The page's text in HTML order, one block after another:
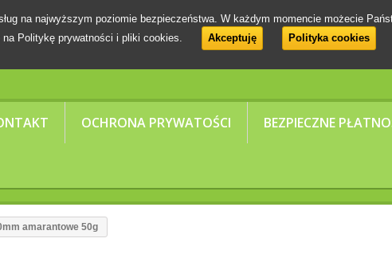
OCHRONA PRYWATOŚCI BEZPIECZNE
na najwyższym poziomie bezpieczeństwa. W każdym momencie możecie
Politykę prywatności i pliki cookies.
Akceptuję Polityka cookies
amarantowe 50g